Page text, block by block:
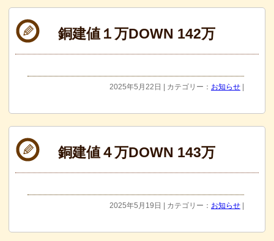
銅建値１万DOWN 142万
2025年5月22日 | カテゴリー： お知らせ|
銅建値４万DOWN 143万
2025年5月19日 | カテゴリー： お知らせ|